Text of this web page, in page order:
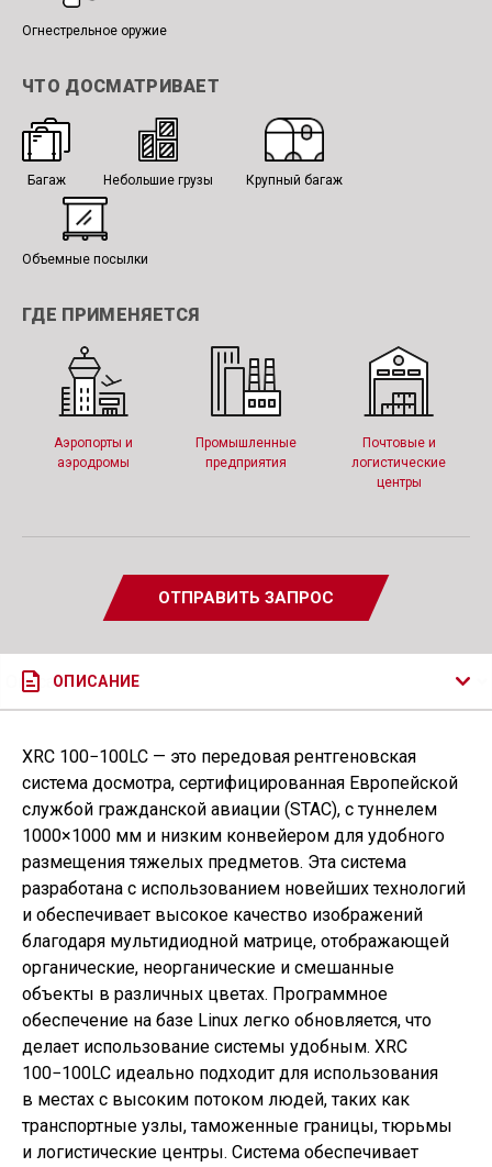
Огнестрельное оружие
ЧТО ДОСМАТРИВАЕТ
Багаж Небольшие грузы Крупный багаж
Объемные посылки
ГДЕ ПРИМЕНЯЕТСЯ
Аэропорты и
аэродромы
Промышленные
предприятия
Почтовые и
логистические
центры
ОТПРАВИТЬ ЗАПРОС
ОПИСАНИЕ
XRC 100−100LC — это передовая рентгеновская
система досмотра, сертифицированная Европейской
службой гражданской авиации (STAC), с туннелем
1000×1000 мм и низким конвейером для удобного
размещения тяжелых предметов. Эта система
разработана с использованием новейших технологий
и обеспечивает высокое качество изображений
благодаря мультидиодной матрице, отображающей
органические, неорганические и смешанные
объекты в различных цветах. Программное
обеспечение на базе Linux легко обновляется, что
делает использование системы удобным. XRC
100−100LC идеально подходит для использования
в местах с высоким потоком людей, таких как
транспортные узлы, таможенные границы, тюрьмы
и логистические центры. Система обеспечивает